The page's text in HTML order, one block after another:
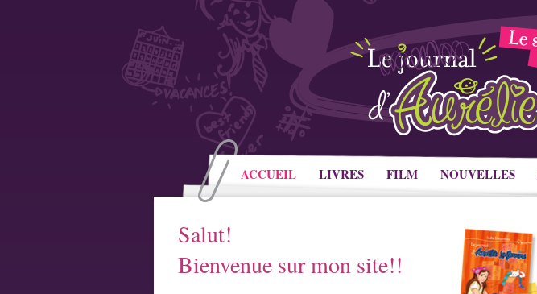
ACCUEIL LIVRES FILM NOUVELLES
Salut!
Bienvenue sur mon site!!